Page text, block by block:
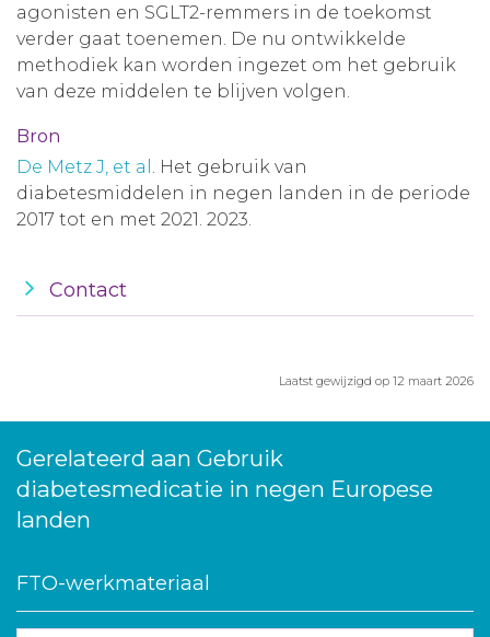
agonisten en SGLT2-remmers in de toekomst
verder gaat toenemen. De nu ontwikkelde
methodiek kan worden ingezet om het gebruik
van deze middelen te blijven volgen.
Bron
De Metz J, et al . Het gebruik van
diabetesmiddelen in negen landen in de periode
2017 tot en met 2021. 2023.
Contact
Laatst gewijzigd op 12 maart 2026
Gerelateerd aan Gebruik
diabetesmedicatie in negen Europese
landen
FTO-werkmateriaal